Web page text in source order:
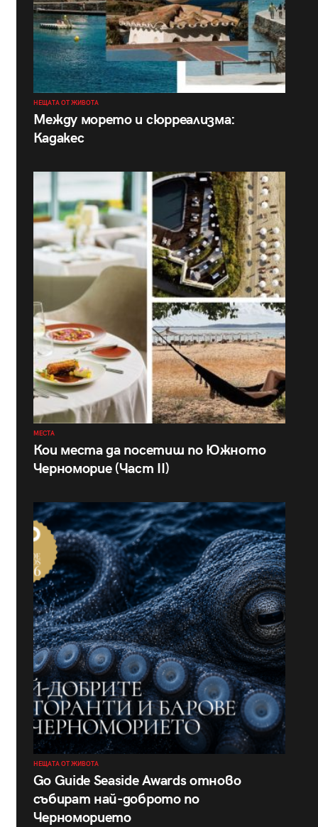
НЕЩАТА ОТ ЖИВОТА
Между морето и сюрреализма:
Кадакес
МЕСТА
Кои места да посетиш по Южното
Черноморие (Част II)
НЕЩАТА ОТ ЖИВОТА
Go Guide Seaside Awards отново
събират най-доброто по
Черноморието